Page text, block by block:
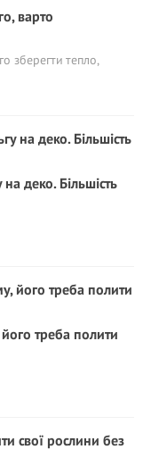
варто
зберегти тепло,
деко. Більшість
треба полити